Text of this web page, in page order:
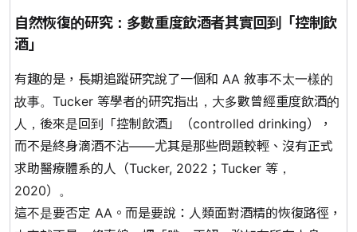
自然恢復的研究：多數重度飲酒者其實回到「控制飲
酒」
有趣的是，長期追蹤研究說了一個和 AA 敘事不太一樣的
故事。Tucker 等學者的研究指出， 大多數曾經重度飲酒的
人，後來是回到「控制飲酒」（controlled drinking），
而不是終身滴酒不沾——尤其是那些問題較輕、沒有正式
求助醫療體系的人（Tucker, 2022；Tucker 等，
2020）。
這不是要否定 AA。而是要說：人類面對酒精的恢復路徑，